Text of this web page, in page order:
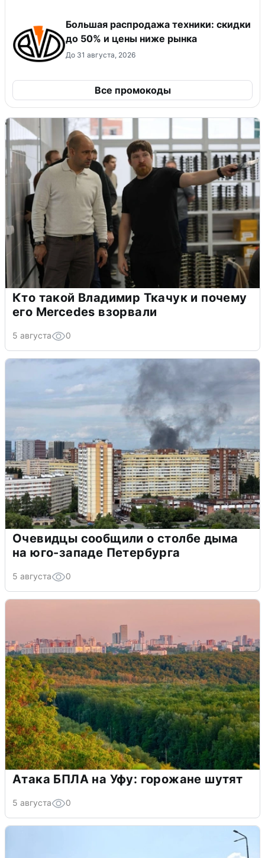
Большая распродажа техники: скидки
до 50% и цены ниже рынка
До 31 августа, 2026
Все промокоды
Кто такой Владимир Ткачук и почему
его Mercedes взорвали
5 августа 0
Очевидцы сообщили о столбе дыма
на юго-западе Петербурга
5 августа 0
Атака БПЛА на Уфу: горожане шутят
5 августа 0